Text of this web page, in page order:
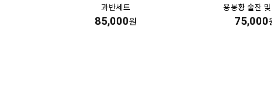
과반세트
85,000원
용봉황 술잔
75,000